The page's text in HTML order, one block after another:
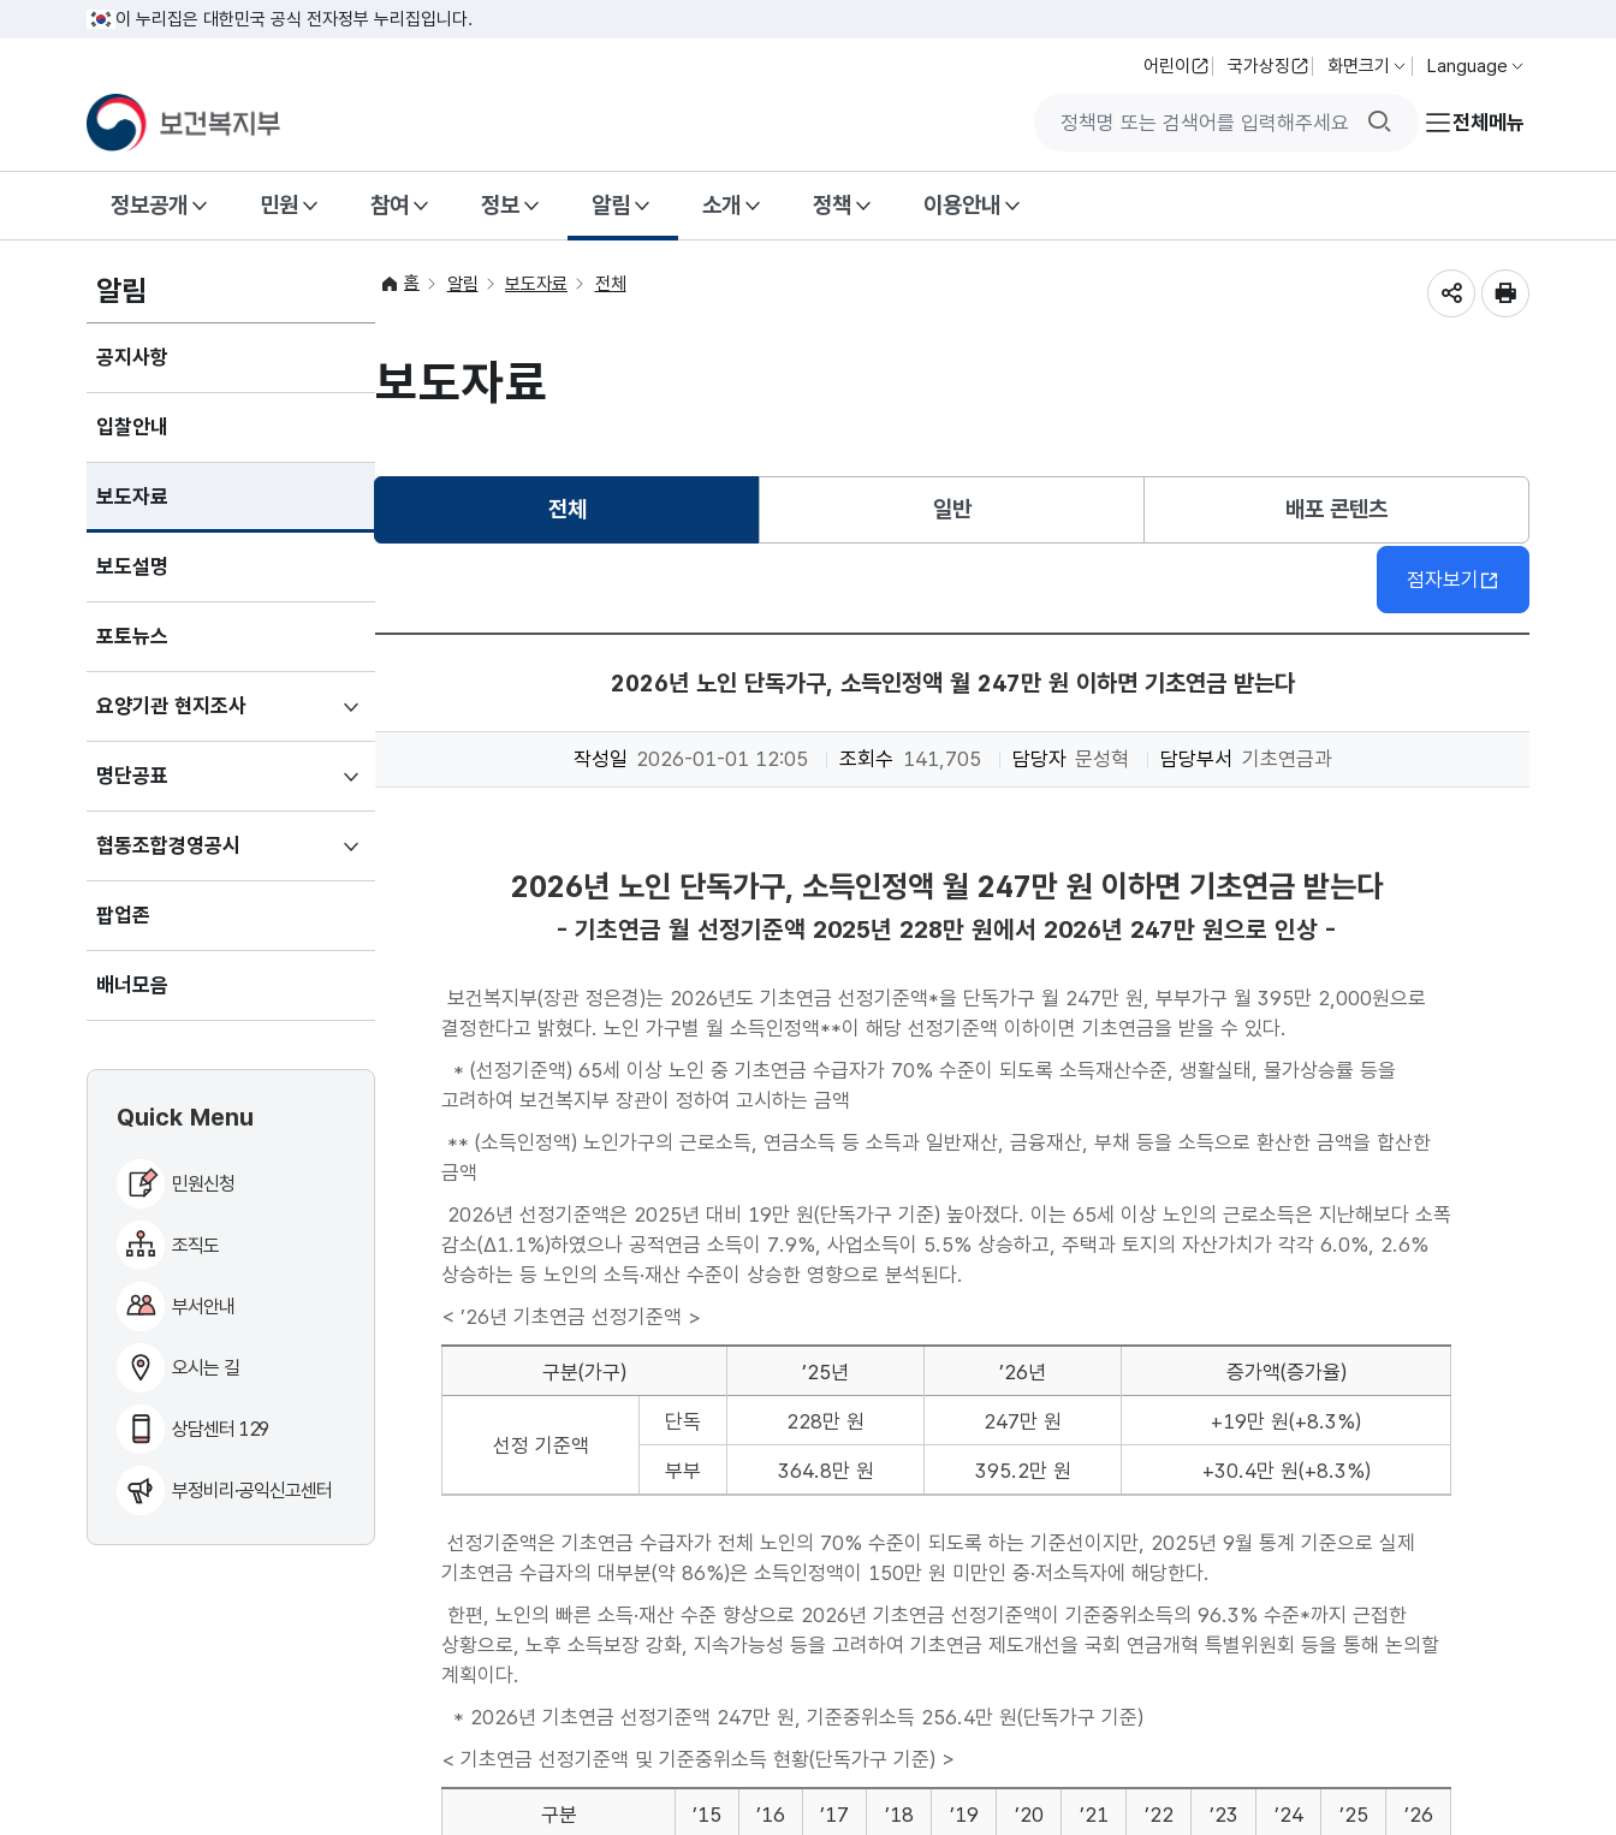
이 누리집은 대한민국 공식 전자정부 누리집입니다.
어린이 국가상징 화면크기 Language
검색버튼전체메뉴
정보공개 민원 참여 정보 알림 소개 정책 이용안내
알림
공지사항
입찰안내
보도자료
보도설명
포토뉴스
요양기관 현지조사하위메뉴
펼치기
명단공표
펼치기
협동조합경영공시
펼치기
팝업존
배너모음
Quick Menu
민원신청
조직도
부서안내
오시는 길
상담센터 129
부정비리·공익신고센터
홈 알림 보도자료 전체
보도자료
전체선택됨 일반 배포 콘텐츠
점자보기
2026년 노인 단독가구, 소득인정액 월 247만 원 이하면 기초연금 받는다
작성일 2026-01-01 12:05 조회수 141,705 담당자 문성혁 담당부서 기초연금과
2026년 노인 단독가구, 소득인정액 월 247만 원 이하면 기초연금 받는다
- 기초연금 월 선정기준액 2025년 228만 원에서 2026년 247만 원으로 인상 -
보건복지부(장관 정은경)는 2026년도 기초연금 선정기준액*을 단독가구 월 247만 원, 부부가구 월 395만 2,000원으로
결정한다고 밝혔다. 노인 가구별 월 소득인정액**이 해당 선정기준액 이하이면 기초연금을 받을 수 있다.
* (선정기준액) 65세 이상 노인 중 기초연금 수급자가 70% 수준이 되도록 소득재산수준, 생활실태, 물가상승률 등을
고려하여 보건복지부 장관이 정하여 고시하는 금액
** (소득인정액) 노인가구의 근로소득, 연금소득 등 소득과 일반재산, 금융재산, 부채 등을 소득으로 환산한 금액을 합산한
금액
2026년 선정기준액은 2025년 대비 19만 원(단독가구 기준) 높아졌다. 이는 65세 이상 노인의 근로소득은 지난해보다 소폭
감소(Δ1.1%)하였으나 공적연금 소득이 7.9%, 사업소득이 5.5% 상승하고, 주택과 토지의 자산가치가 각각 6.0%, 2.6%
상승하는 등 노인의 소득·재산 수준이 상승한 영향으로 분석된다.
< ’26년 기초연금 선정기준액 >
구분(가구) ’25년 ’26년 증가액(증가율)
선정 기준액
단독 228만 원 247만 원 +19만 원(+8.3%)
부부 364.8만 원 395.2만 원 +30.4만 원(+8.3%)
선정기준액은 기초연금 수급자가 전체 노인의 70% 수준이 되도록 하는 기준선이지만, 2025년 9월 통계 기준으로 실제
기초연금 수급자의 대부분(약 86%)은 소득인정액이 150만 원 미만인 중·저소득자에 해당한다.
한편, 노인의 빠른 소득·재산 수준 향상으로 2026년 기초연금 선정기준액이 기준중위소득의 96.3% 수준*까지 근접한
상황으로, 노후 소득보장 강화, 지속가능성 등을 고려하여 기초연금 제도개선을 국회 연금개혁 특별위원회 등을 통해 논의할
계획이다.
* 2026년 기초연금 선정기준액 247만 원, 기준중위소득 256.4만 원(단독가구 기준)
< 기초연금 선정기준액 및 기준중위소득 현황(단독가구 기준) >
구분 ’15 ’16 ’17 ’18 ’19 ’20 ’21 ’22 ’23 ’24 ’25 ’26